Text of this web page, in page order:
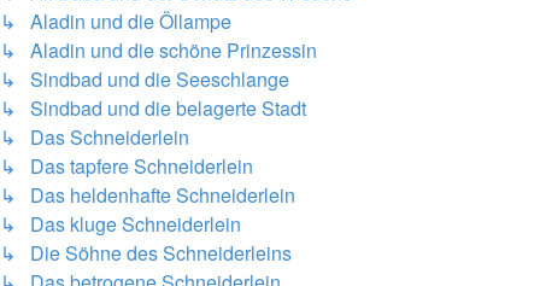
↳ Aladin und die Öllampe
↳ Aladin und die schöne Prinzessin
↳ Sindbad und die Seeschlange
↳ Sindbad und die belagerte Stadt
↳ Das Schneiderlein
↳ Das tapfere Schneiderlein
↳ Das heldenhafte Schneiderlein
↳ Das kluge Schneiderlein
↳ Die Söhne des Schneiderleins